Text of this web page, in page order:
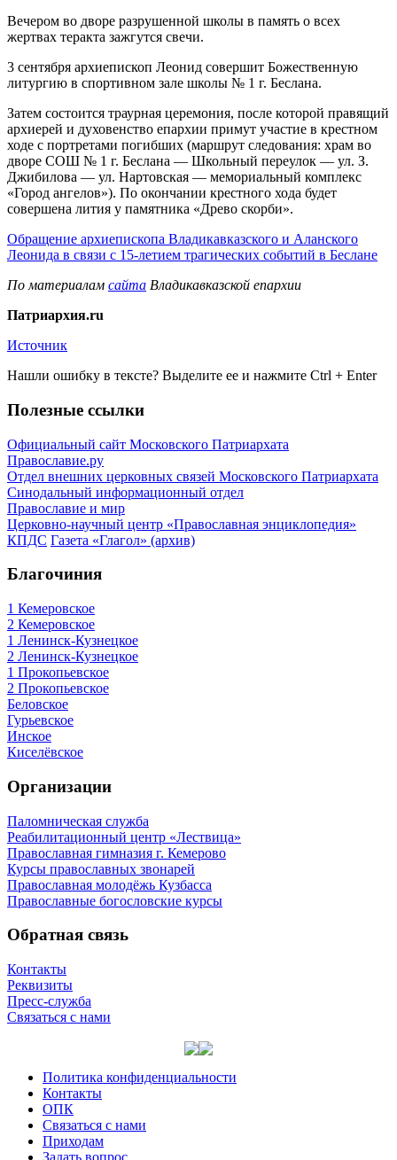
Вечером во дворе разрушенной школы в память о всех
жертвах теракта зажгутся свечи.
3 сентября архиепископ Леонид совершит Божественную
литургию в спортивном зале школы № 1 г. Беслана.
Затем состоится траурная церемония, после которой правящий
архиерей и духовенство епархии примут участие в крестном
ходе с портретами погибших (маршрут следования: храм во
дворе СОШ № 1 г. Беслана — Школьный переулок — ул. З.
Джибилова — ул. Нартовская — мемориальный комплекс
«Город ангелов»). По окончании крестного хода будет
совершена лития у памятника «Древо скорби».
Обращение архиепископа Владикавказского и Аланского
Леонида в связи с 15-летием трагических событий в Беслане
По материалам сайта Владикавказской епархии
Патриархия.ru
Источник
Нашли ошибку в тексте? Выделите ее и нажмите Ctrl + Enter
Полезные ссылки
Официальный сайт Московского Патриархата
Православие.ру
Отдел внешних церковных связей Московского Патриархата
Синодальный информационный отдел
Православие и мир
Церковно-научный центр «Православная энциклопедия»
КПДС Газета «Глагол» (архив)
Благочиния
1 Кемеровское
2 Кемеровское
1 Ленинск-Кузнецкое
2 Ленинск-Кузнецкое
1 Прокопьевское
2 Прокопьевское
Беловское
Гурьевское
Инское
Киселёвское
Организации
Паломническая служба
Реабилитационный центр «Лествица»
Православная гимназия г. Кемерово
Курсы православных звонарей
Православная молодёжь Кузбасса
Православные богословские курсы
Обратная связь
Контакты
Реквизиты
Пресс-служба
Связаться с нами
Политика конфиденциальности
Контакты
ОПК
Связаться с нами
Приходам
Задать вопрос